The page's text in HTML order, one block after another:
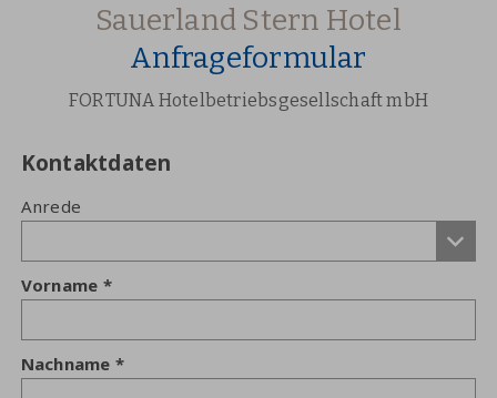
Sauerland Stern Hotel
Anfrageformular
FORTUNA Hotelbetriebsgesellschaft mbH
Kontaktdaten
Anrede
Vorname
Nachname